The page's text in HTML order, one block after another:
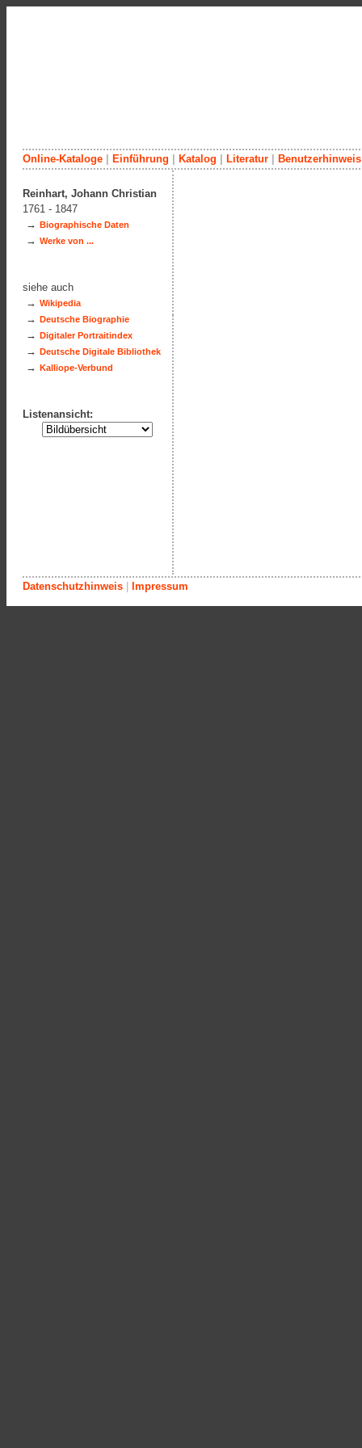
Online-Kataloge Einführung Katalog Literatur Benutzerhinweis
Reinhart, Johann Christian
1761 - 1847
→ Biographische Daten
→ Werke von ...
siehe auch
→ Wikipedia
→ Deutsche Biographie
→ Digitaler Portraitindex
→ Deutsche Digitale Bibliothek
→ Kalliope-Verbund
Listenansicht:
Datenschutzhinweis Impressum